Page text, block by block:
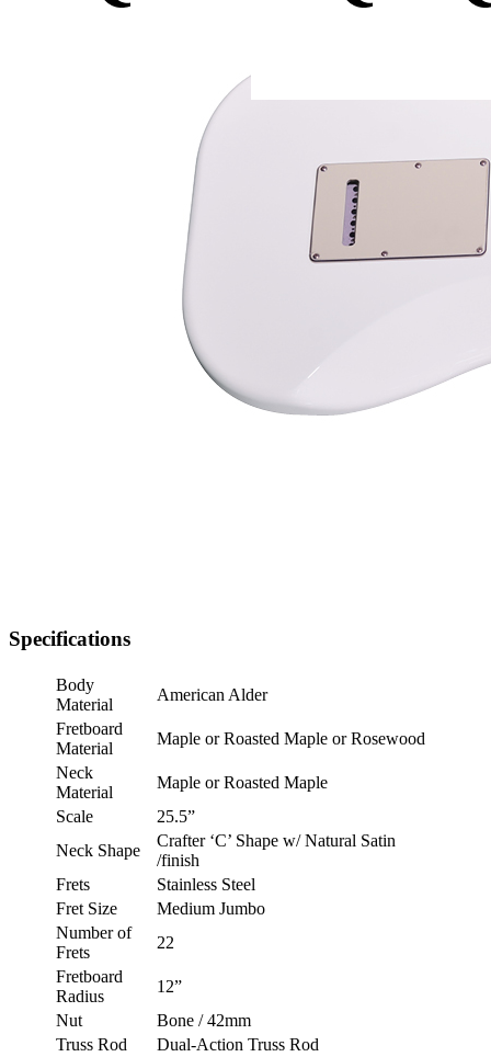
Specifications
Body
Material
American Alder
Fretboard
Material
Maple or Roasted Maple or Rosewood
Neck
Material
Maple or Roasted Maple
Scale
25.5”
Neck Shape
Crafter ‘C’ Shape w/ Natural Satin
/finish
Frets
Stainless Steel
Fret Size
Medium Jumbo
Number of
Frets
22
Fretboard
Radius
12”
Nut
Bone / 42mm
Truss Rod
Dual-Action Truss Rod